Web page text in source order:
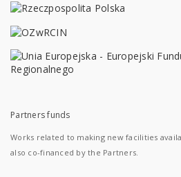
Partners funds
Works related to making new facilities
also co-financed by the Partners.